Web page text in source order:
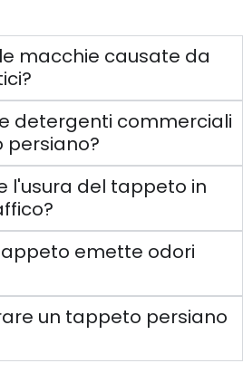
macchie causate da
detergenti commerciali
persiano?
l'usura del tappeto in
emette odori
un tappeto persiano